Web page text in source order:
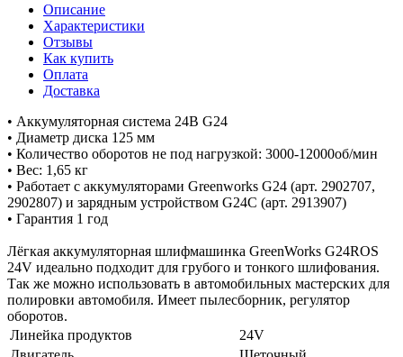
Описание
Характеристики
Отзывы
Как купить
Оплата
Доставка
• Аккумуляторная система 24В G24
• Диаметр диска 125 мм
• Количество оборотов не под нагрузкой: 3000-12000об/мин
• Вес: 1,65 кг
• Работает с аккумуляторами Greenworks G24 (арт. 2902707,
2902807) и зарядным устройством G24С (арт. 2913907)
• Гарантия 1 год
Лёгкая аккумуляторная шлифмашинка GreenWorks G24ROS
24V идеально подходит для грубого и тонкого шлифования.
Так же можно использовать в автомобильных мастерских для
полировки автомобиля. Имеет пылесборник, регулятор
оборотов.
Линейка продуктов
24V